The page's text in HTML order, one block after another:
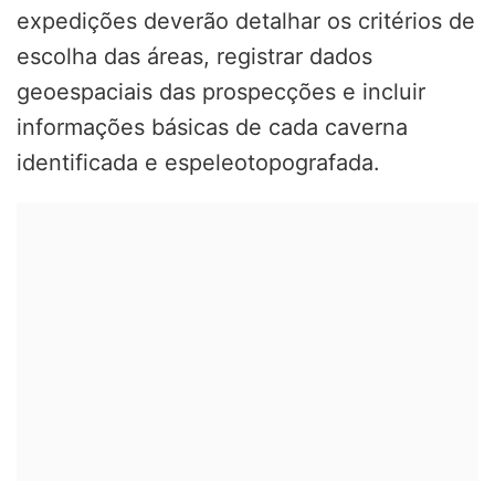
expedições deverão detalhar os critérios de
escolha das áreas, registrar dados
geoespaciais das prospecções e incluir
informações básicas de cada caverna
identificada e espeleotopografada.